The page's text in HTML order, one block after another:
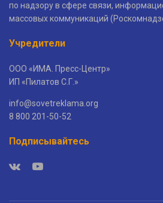
по надзору в сфере связи,
массовых коммуникаций
Учредители
ООО «ИМА. Пресс-Центр»
ИП «Пилатов С.Г.»
info@sovetreklama.org
8 800 201-50-52
Подписывайтесь